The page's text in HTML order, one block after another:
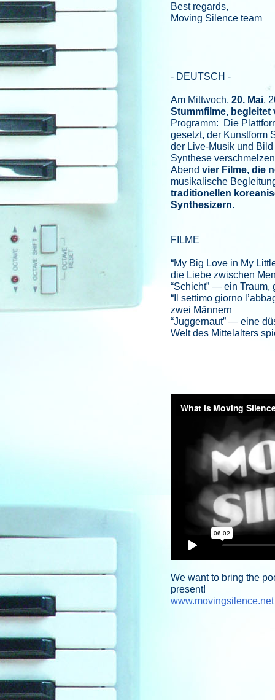
Best regards,
Moving Silence team
- DEUTSCH -
Am Mittwoch, 20. Mai,
Stummfilme,
Programm: Die
gesetzt, der Kunstform
der Live-Musik und
Synthese
Abend vier Filme, die
musikalische
traditionellen
Synthesizern.
FILME
“My Big Love in My
die Liebe zwischen
“Schicht” — ein Traum,
“Il settimo giorno
zwei Männern
“Juggernaut” — eine
Welt des Mittelalters
We want to bring the
present!
www.movingsilence.net